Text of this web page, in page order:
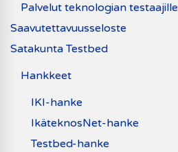
Palvelut teknologian testaajille
Saavutettavuusseloste
Satakunta Testbed
Hankkeet
IKI-hanke
IkäteknosNet-hanke
Testbed-hanke